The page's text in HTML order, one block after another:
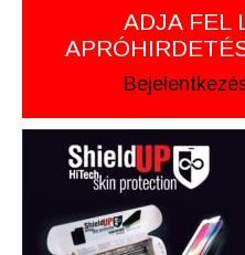
ADJA FEL